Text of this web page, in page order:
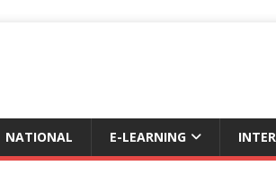
NATIONAL E-LEARNING